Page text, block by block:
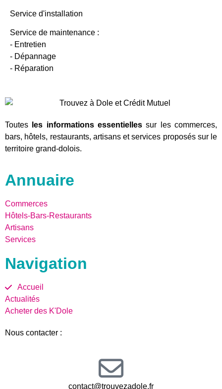
Service d'installation
Service de maintenance :
- Entretien
- Dépannage
- Réparation
Toutes les informations essentielles sur les commerces,
bars, hôtels, restaurants, artisans et services proposés sur le
territoire grand-dolois.
Annuaire
Commerces
Hôtels-Bars-Restaurants
Artisans
Services
Navigation
Accueil
Actualités
Acheter des K'Dole
Nous contacter :
contact@trouvezadole.fr